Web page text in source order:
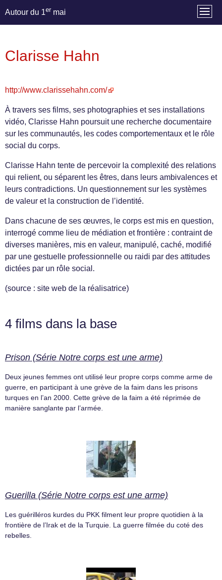
Autour du 1er mai
Clarisse Hahn
http://www.clarissehahn.com/
À travers ses films, ses photographies et ses installations
vidéo, Clarisse Hahn poursuit une recherche documentaire
sur les communautés, les codes comportementaux et le rôle
social du corps.
Clarisse Hahn tente de percevoir la complexité des relations
qui relient, ou séparent les êtres, dans leurs ambivalences et
leurs contradictions. Un questionnement sur les systèmes
de valeur et la construction de l’identité.
Dans chacune de ses œuvres, le corps est mis en question,
interrogé comme lieu de médiation et frontière : contraint de
diverses manières, mis en valeur, manipulé, caché, modifié
par une gestuelle professionnelle ou raidi par des attitudes
dictées par un rôle social.
(source : site web de la réalisatrice)
4 films dans la base
Prison (Série Notre corps est une arme)
Deux jeunes femmes ont utilisé leur propre corps comme arme de
guerre, en participant à une grève de la faim dans les prisons
turques en l’an 2000. Cette grève de la faim a été réprimée de
manière sanglante par l’armée.
Guerilla (Série Notre corps est une arme)
Les guérilléros kurdes du PKK filment leur propre quotidien à la
frontière de l’Irak et de la Turquie. La guerre filmée du coté des
rebelles.